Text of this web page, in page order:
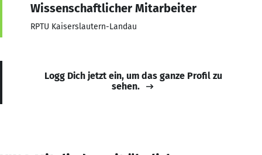
Wissenschaftlicher Mitarbeiter
RPTU Kaiserslautern-Landau
Logg Dich jetzt ein, um das ganze Profil zu
sehen.